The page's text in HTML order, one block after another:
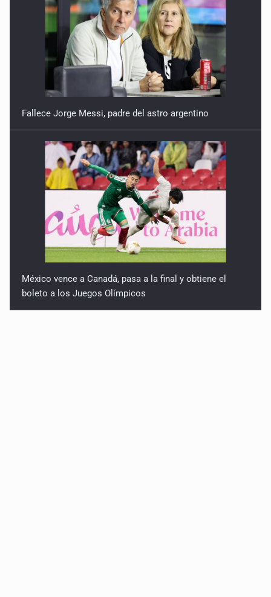
Fallece Jorge Messi, padre del astro argentino
México vence a Canadá, pasa a la final y obtiene el
boleto a los Juegos Olímpicos